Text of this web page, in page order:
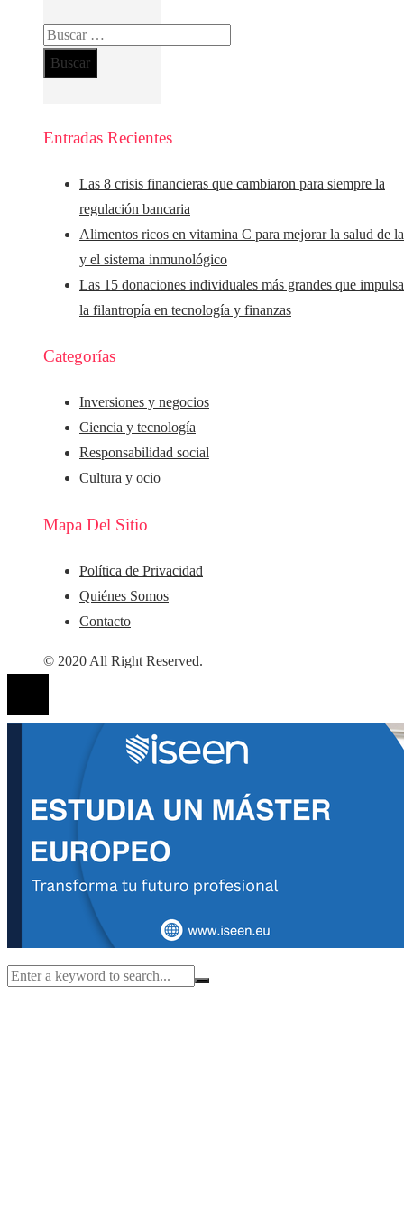
Buscar:
Entradas Recientes
Las 8 crisis financieras que cambiaron para siempre la
regulación bancaria
Alimentos ricos en vitamina C para mejorar la salud de
y el sistema inmunológico
Las 15 donaciones individuales más grandes que
la filantropía en tecnología y finanzas
Categorías
Inversiones y negocios
Ciencia y tecnología
Responsabilidad social
Cultura y ocio
Mapa Del Sitio
Política de Privacidad
Quiénes Somos
Contacto
© 2020 All Right Reserved.